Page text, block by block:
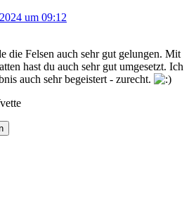
um 09:12
die Felsen auch sehr gut gelungen. Mit
hast du auch sehr gut umgesetzt. Ich
auch sehr begeistert - zurecht.